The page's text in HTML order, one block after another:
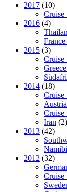
2017 (10)
Cruise
2016 (4)
France
2015 (3)
Cruise
2014 (18)
Cruise
Austria
Cruise
Iran (2)
2013 (42)
2012 (32)
Cruise